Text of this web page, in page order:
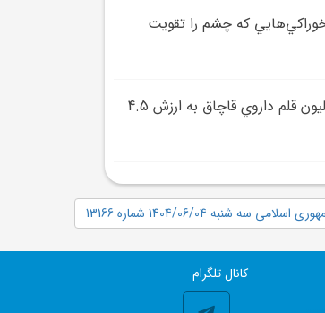
که چشم را تقويت
کشف 10 ميليون قلم داروي قاچاق به ارزش 4.5
سه شنبه 1404/06/04 شماره 13166
کانال تلگرام